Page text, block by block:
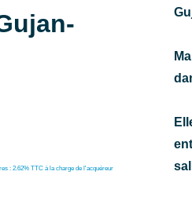
: 2.62% TTC à la charge de l'acquéreur